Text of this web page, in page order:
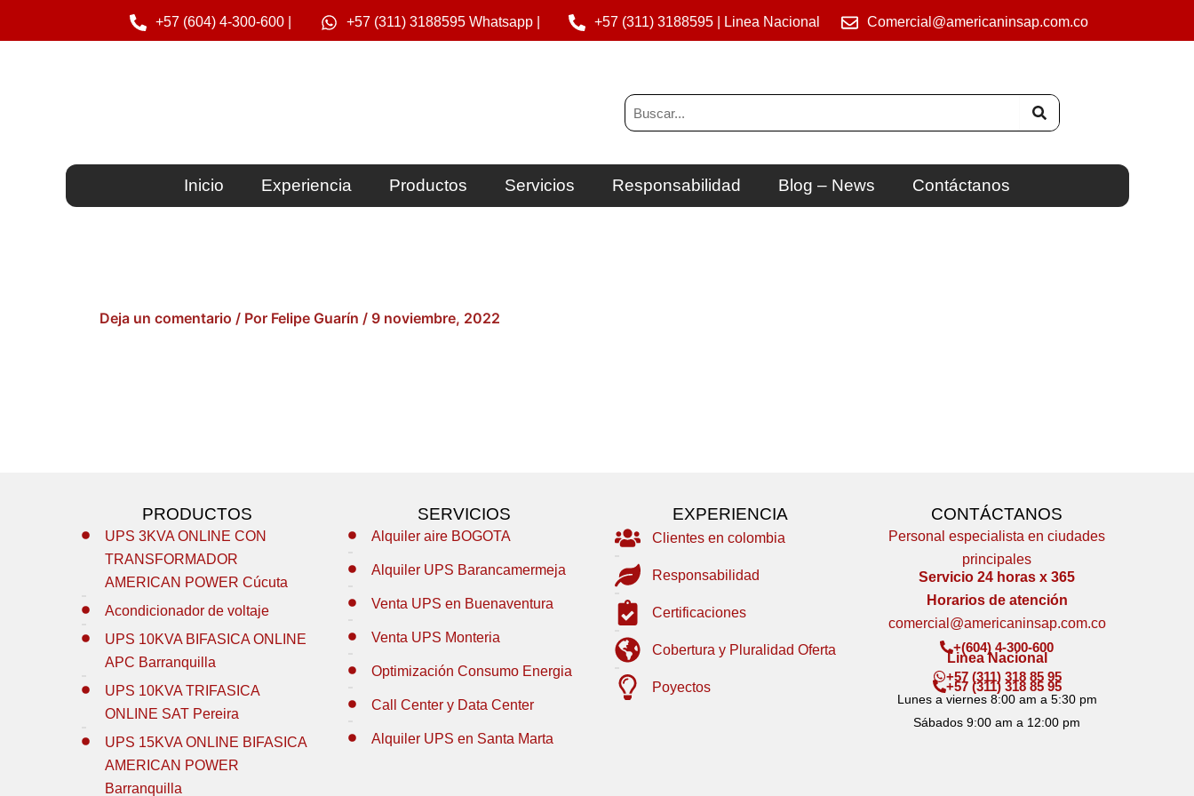
+57 (604) 4-300-600 | +57 (311) 3188595 Whatsapp | +57 (311) 3188595 | Linea Nacional Comercial@americaninsap.com.co
Inicio Experiencia Productos Servicios Responsabilidad Blog – News Contáctanos
Deja un comentario / Por Felipe Guarín / 9 noviembre, 2022
PRODUCTOS
UPS 3KVA ONLINE CON
TRANSFORMADOR
AMERICAN POWER Cúcuta
Acondicionador de voltaje
UPS 10KVA BIFASICA ONLINE
APC Barranquilla
UPS 10KVA TRIFASICA
ONLINE SAT Pereira
UPS 15KVA ONLINE BIFASICA
AMERICAN POWER
Barranquilla
SERVICIOS
Alquiler aire BOGOTA
Alquiler UPS Barancamermeja
Venta UPS en Buenaventura
Venta UPS Monteria
Optimización Consumo Energia
Call Center y Data Center
Alquiler UPS en Santa Marta
EXPERIENCIA
Clientes en colombia
Responsabilidad
Certificaciones
Cobertura y Pluralidad Oferta
Poyectos
CONTÁCTANOS
Personal especialista en ciudades
principales
Servicio 24 horas x 365
Horarios de atención
comercial@americaninsap.com.co
+(604) 4-300-600
Linea Nacional
+57 (311) 318 85 95
+57 (311) 318 85 95
Lunes a viernes 8:00 am a 5:30 pm
Sábados 9:00 am a 12:00 pm